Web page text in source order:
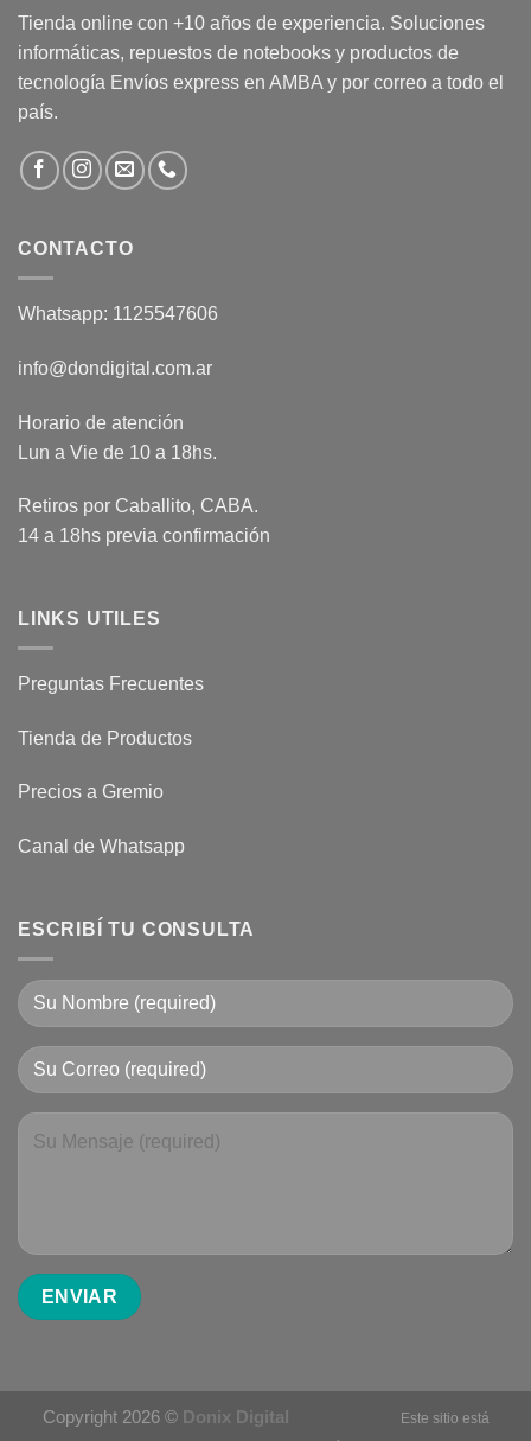
Tienda online con +10 años de experiencia. Soluciones
informáticas, repuestos de notebooks y productos de
tecnología Envíos express en AMBA y por correo a todo el
país.
CONTACTO
Whatsapp: 1125547606
info@dondigital.com.ar
Horario de atención
Lun a Vie de 10 a 18hs.
Retiros por Caballito, CABA.
14 a 18hs previa confirmación
LINKS UTILES
Preguntas Frecuentes
Tienda de Productos
Precios a Gremio
Canal de Whatsapp
ESCRIBÍ TU CONSULTA
Copyright 2026 © Donix Digital
Este sitio está